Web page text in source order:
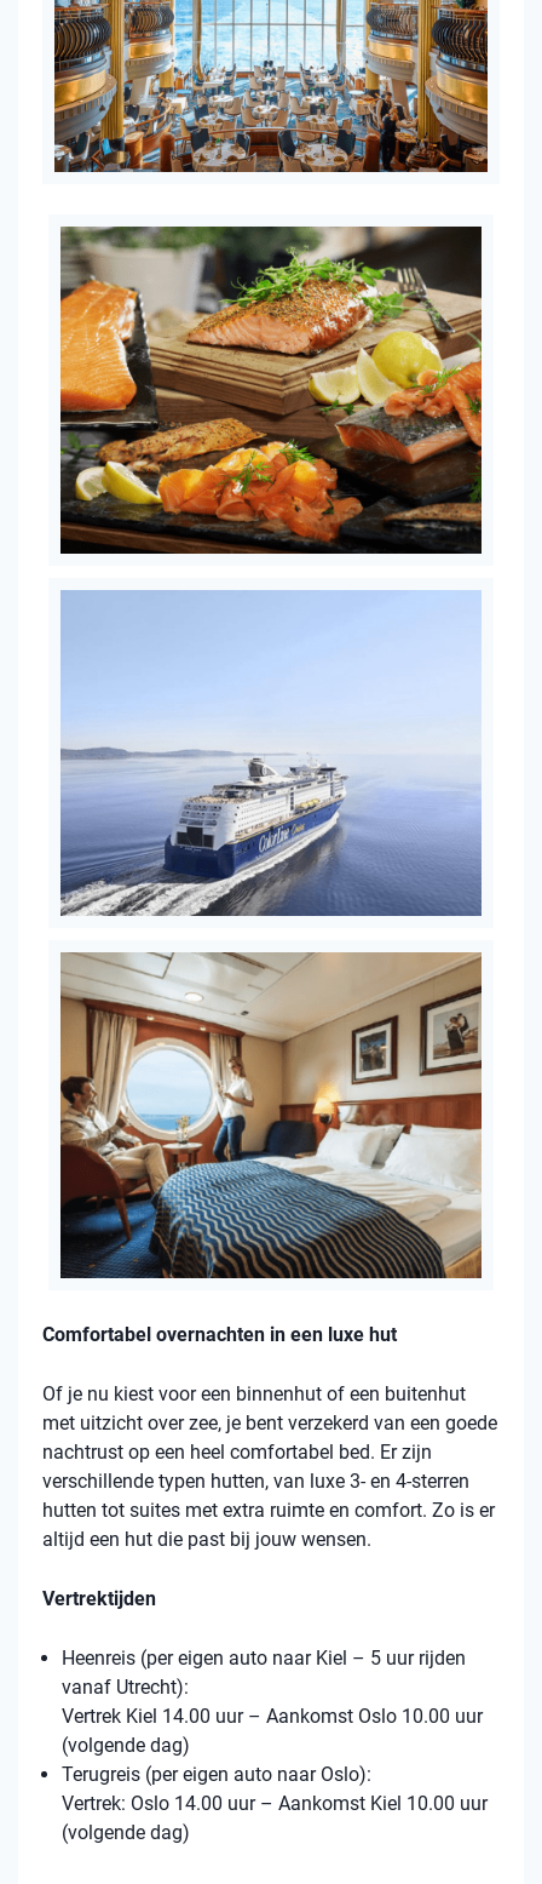
Comfortabel overnachten in een luxe hut
Of je nu kiest voor een binnenhut of een buitenhut
met uitzicht over zee, je bent verzekerd van een goede
nachtrust op een heel comfortabel bed. Er zijn
verschillende typen hutten, van luxe 3- en 4-sterren
hutten tot suites met extra ruimte en comfort. Zo is er
altijd een hut die past bij jouw wensen.
Vertrektijden
Heenreis (per eigen auto naar Kiel – 5 uur rijden
vanaf Utrecht):
Vertrek Kiel 14.00 uur – Aankomst Oslo 10.00 uur
(volgende dag)
Terugreis (per eigen auto naar Oslo):
Vertrek: Oslo 14.00 uur – Aankomst Kiel 10.00 uur
(volgende dag)